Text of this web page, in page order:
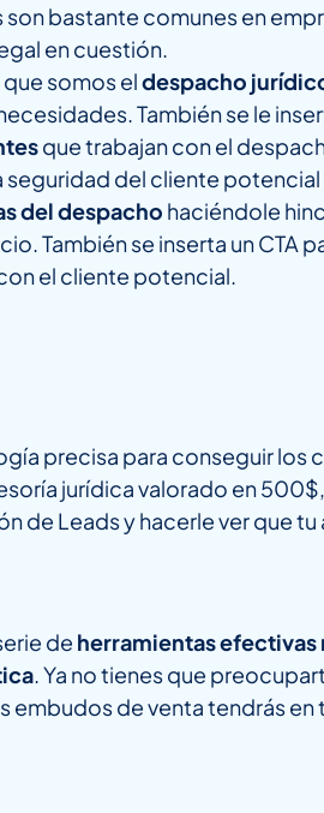
bastante comunes en
en cuestión.
somos eldespacho
También se le
que trabajan con el
seguridad del cliente
del despacho haciéndole
También se inserta un CTA
el cliente potencial.
precisa para conseguir los
jurídica valorado en
de Leads y hacerle ver que
de herramientas efectivas
. Ya no tienes que
de venta tendrás